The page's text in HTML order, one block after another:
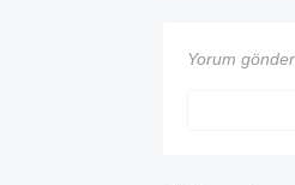
Yorum gönder